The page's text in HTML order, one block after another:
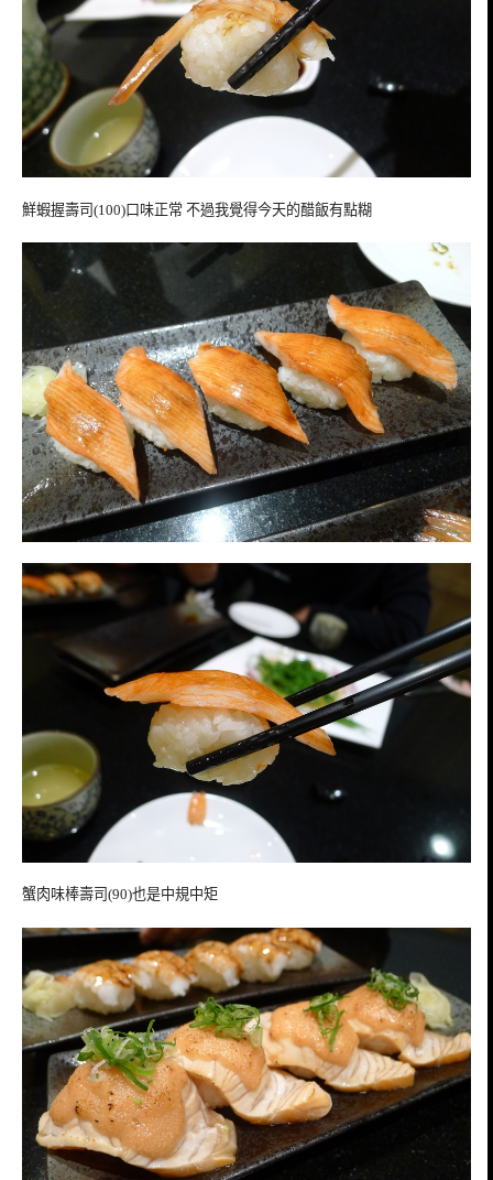
鮮蝦握壽司(100)口味正常 不過我覺得今天的醋飯有點糊
蟹肉味棒壽司(90)也是中規中矩